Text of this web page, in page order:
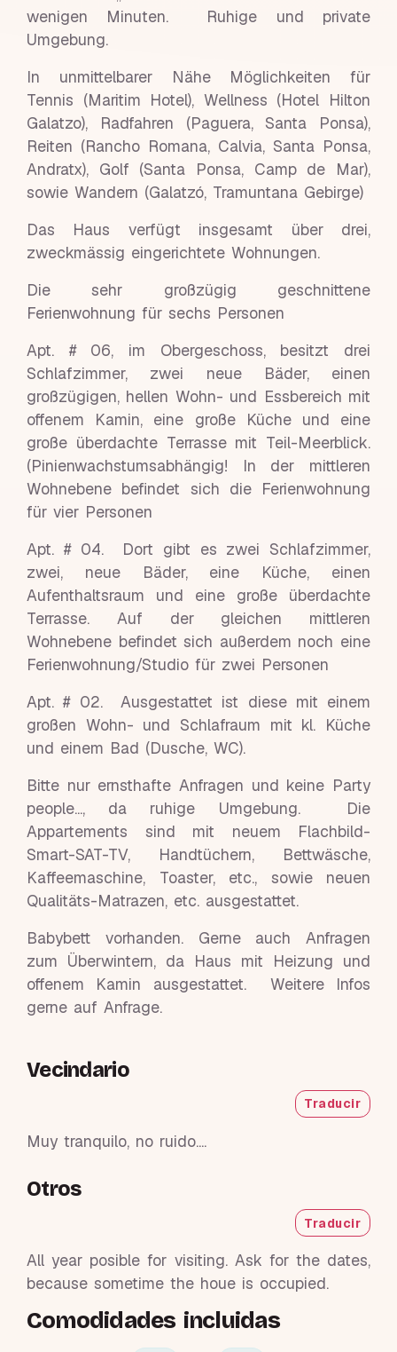
wenigen Minuten. Ruhige und private
Umgebung.
In unmittelbarer Nähe Möglichkeiten für
Tennis (Maritim Hotel), Wellness (Hotel Hilton
Galatzo), Radfahren (Paguera, Santa Ponsa),
Reiten (Rancho Romana, Calvia, Santa Ponsa,
Andratx), Golf (Santa Ponsa, Camp de Mar),
sowie Wandern (Galatzó, Tramuntana Gebirge)
Das Haus verfügt insgesamt über drei,
zweckmässig eingerichtete Wohnungen.
Die sehr großzügig geschnittene
Ferienwohnung für sechs Personen
Apt. # 06, im Obergeschoss, besitzt drei
Schlafzimmer, zwei neue Bäder, einen
großzügigen, hellen Wohn- und Essbereich mit
offenem Kamin, eine große Küche und eine
große überdachte Terrasse mit Teil-Meerblick.
(Pinienwachstumsabhängig! In der mittleren
Wohnebene befindet sich die Ferienwohnung
für vier Personen
Apt. # 04. Dort gibt es zwei Schlafzimmer,
zwei, neue Bäder, eine Küche, einen
Aufenthaltsraum und eine große überdachte
Terrasse. Auf der gleichen mittleren
Wohnebene befindet sich außerdem noch eine
Ferienwohnung/Studio für zwei Personen
Apt. # 02. Ausgestattet ist diese mit einem
großen Wohn- und Schlafraum mit kl. Küche
und einem Bad (Dusche, WC).
Bitte nur ernsthafte Anfragen und keine Party
people..., da ruhige Umgebung. Die
Appartements sind mit neuem Flachbild-
Smart-SAT-TV, Handtüchern, Bettwäsche,
Kaffeemaschine, Toaster, etc., sowie neuen
Qualitäts-Matrazen, etc. ausgestattet.
Babybett vorhanden. Gerne auch Anfragen
zum Überwintern, da Haus mit Heizung und
offenem Kamin ausgestattet. Weitere Infos
gerne auf Anfrage.
Vecindario
Traducir
Muy tranquilo, no ruido....
Otros
Traducir
All year posible for visiting. Ask for the dates,
because sometime the houe is occupied.
Comodidades incluidas